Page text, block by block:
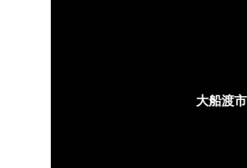
大船渡市民文化会館